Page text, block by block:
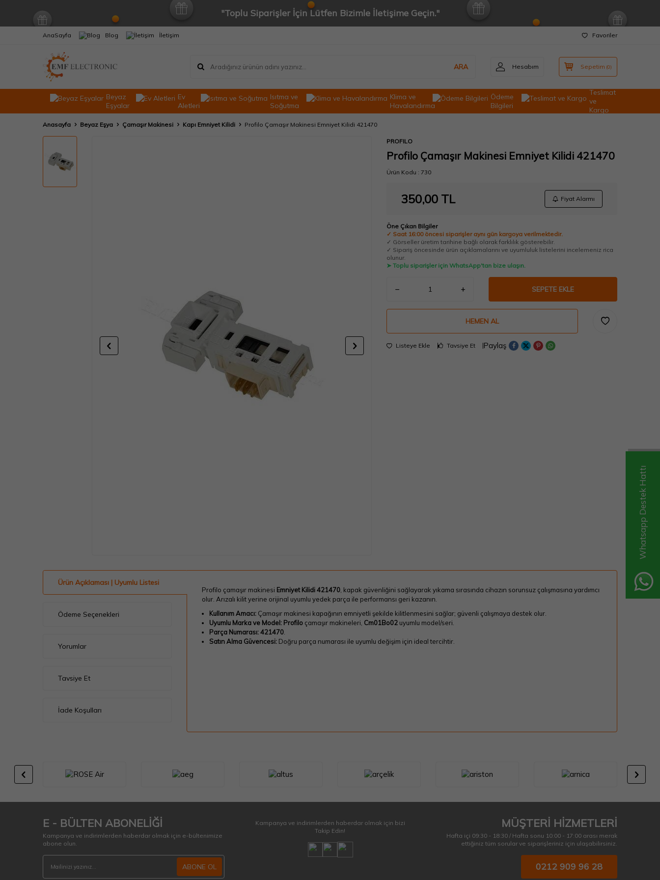
Whatsapp Destek Hattı
"Toplu Siparişler İçin Lütfen Bizimle İletişime Geçin."
AnaSayfa Blog İletişim Favoriler
ARA Hesabım Sepetim (0)
Beyaz
Eşyalar
Ev
Aletleri
Isıtma ve
Soğutma
Klima ve
Havalandırma
Ödeme
Bilgileri
Teslimat
ve
Kargo
Anasayfa Beyaz Eşya Çamaşır Makinesi Kapı Emniyet Kilidi Profilo Çamaşır Makinesi Emniyet Kilidi 421470
PROFILO
Profilo Çamaşır Makinesi Emniyet Kilidi 421470
Ürün Kodu : 730
350,00 TL Fiyat Alarmı
Öne Çıkan Bilgiler
✓ Saat 16:00 öncesi siparişler aynı gün kargoya verilmektedir.
✓ Görseller üretim tarihine bağlı olarak farklılık gösterebilir.
✓ Sipariş öncesinde ürün açıklamalarını ve uyumluluk listelerini incelemeniz rica
olunur.
➤ Toplu siparişler için WhatsApp'tan bize ulaşın.
SEPETE EKLE
HEMEN AL
Listeye Ekle Tavsiye Et Paylaş
Ürün Açıklaması | Uyumlu Listesi
Ödeme Seçenekleri
Yorumlar
Tavsiye Et
İade Koşulları
Profilo çamaşır makinesi Emniyet Kilidi 421470, kapak güvenliğini sağlayarak yıkama sırasında cihazın sorunsuz çalışmasına yardımcı
olur. Arızalı kilit yerine orijinal uyumlu yedek parça ile performansı geri kazanın.
Kullanım Amacı:Çamaşır makinesi kapağının emniyetli şekilde kilitlenmesini sağlar; güvenli çalışmaya destek olur.
Uyumlu Marka ve Model: Profiloçamaşır makineleri, Cm01Bo02uyumlu model/seri.
Parça Numarası: 421470.
Satın Alma Güvencesi:Doğru parça numarası ile uyumlu değişim için ideal tercihtir.
E - BÜLTEN ABONELİĞİ
Kampanya ve indirimlerden haberdar olmak için e-bültenimize
abone olun.
ABONE OL
Kampanya ve indirimlerden haberdar olmak için bizi
Takip Edin!
MÜŞTERİ HİZMETLERİ
Hafta içi 09:30 - 18:30 / Hafta sonu 10:00 - 17:00 arası merak
ettiğiniz tüm sorular ve siparişleriniz için ulaşabilirsiniz.
0212 909 96 28